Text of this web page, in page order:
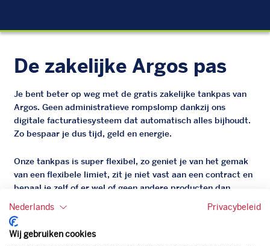
De zakelijke Argos pas
Je bent beter op weg met de gratis zakelijke tankpas van
Argos. Geen administratieve rompslomp dankzij ons
digitale facturatiesysteem dat automatisch alles bijhoudt.
Zo bespaar je dus tijd, geld en energie.
Onze tankpas is super flexibel, zo geniet je van het gemak
van een flexibele limiet, zit je niet vast aan een contract en
bepaal je zelf of er wel of geen andere producten dan
brandstof mee betaalt kunnen worden.
Bovendien profiteer je altijd van een gegarandeerde
korting. Mocht de pompprijs toch lager zijn dan betaal je
natuurlijk de prijs aan de pomp. Zo ben je altijd verzekerd
Nederlands Privacybeleid
Wij gebruiken cookies